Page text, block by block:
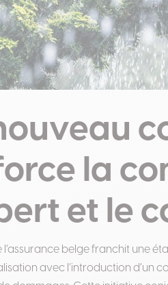
la
et le
l’assurance belge franchit une
avec l’introduction d’un